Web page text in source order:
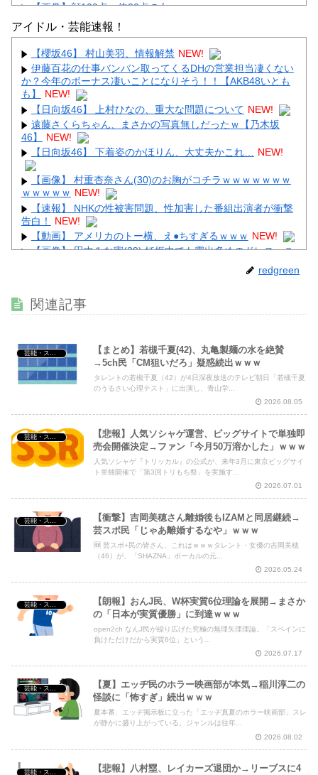
【画像】顔100点、体30点の女ｗｗｗ
Powered by livedoor 相互RSS
アイドル・芸能速報！
【櫻坂46】 村山美羽、情報解禁 NEW!
伊藤百花の仕事バンバン取ってくるDHの営業担当凄くない
か？今年のボーナス凄いことになりそう！！【AKB48いとも
も】
NEW!
【日向坂46】 上村ひなの、重大な問題について NEW!
遠藤さくらちゃん、まさかの写真無しだったｗ【乃木坂
46】
NEW!
【日向坂46】 下着姿のかほりん、大丈夫かこれ…
NEW!
【画像】 村重杏奈さん(30)のお胸がコチラｗｗｗｗｗｗｗ
ｗｗｗｗｗ NEW!
【速報】 NHKの性被害問題、性加害した番組出演者が衝撃
告白！
NEW!
【動画】 アメリカのトー横、え●ちすぎるｗｗｗ NEW!
【画像】 田中みな実(39) 妊娠中でも露出多めのドレス、こ
【画像】 風俗で毎回こういう"恵体メロン"お姉さん(35)を
Powered by livedoor 相互RSS
redgreen
関連記事
【まとめ】若槻千夏(42)、丸亀製麺の水を絶賛
→5ch民「CM狙いだろ」疑惑続出ｗｗｗ
タレントの若槻千夏（42）が4日深夜放送のテレビ朝日「若槻千夏
のうるさい心理テスト」に出演し、青山学...
2026.08.05
【悲報】人気ソシャゲ運営、ビッグサイトで単独即
売会開催決定→ファン「今月50万溶かした」ｗｗｗ
人気ソシャゲ『トリッカル』の公式が、来年3月に東京ビッグサイ
ト単独開催で「第3回トリもち祭」を実施す...
2026.07.01
【衝撃】吉岡美穂さん離婚後もIZAMと同居継続→
芸スポ民「じゃあ離婚するなや」ｗｗｗ
🆕 芸スポ+民の皆さん、これはｗｗｗタレント・女優の吉岡美穂
（46）が、「SHAZNA」ボーカルの元...
2026.05.24
【朗報】おんJ民、W杯実質6位理論を展開→まさか
の「日本が実質優勝」に到達ｗｗｗ
open2ch なんJ民が繰り広げた究極の無理矢理理論。「スペインに
負けただけだから実質6位」という...
2026.07.17
【夏】エッヂ民のホラー映画部が本気→稲川淳二の
怪談に「怖すぎ」続出ｗｗｗ
夏本番、エッヂ掲示板に立った「エッヂ真夏のホラー映画部」スレ
が静かに盛り上がっている。ジャンルは往年...
2026.08.02
【悲報】八村塁、レイカーズ退団か→リーブスに4